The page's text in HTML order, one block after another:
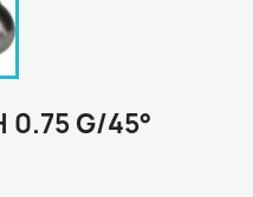
0.75 G/45°